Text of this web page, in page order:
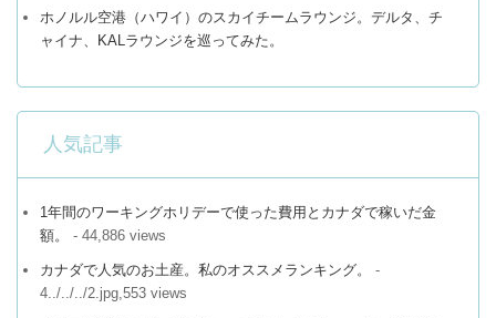
ホノルル空港（ハワイ）のスカイチームラウンジ。デルタ、チ
ャイナ、KALラウンジを巡ってみた。
人気記事
1年間のワーキングホリデーで使った費用とカナダで稼いだ金
額。
- 44,886 views
カナダで人気のお土産。私のオススメランキング。
-
4../../../2.jpg,553 views